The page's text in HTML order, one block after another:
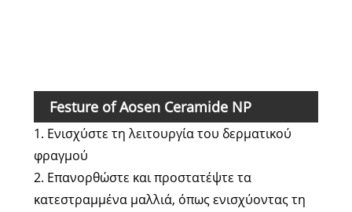
Festure of Aosen Ceramide NP
1. Ενισχύστε τη λειτουργία του δερματικού
φραγμού
2. Επανορθώστε και προστατέψτε τα
κατεστραμμένα μαλλιά, όπως ενισχύοντας τη